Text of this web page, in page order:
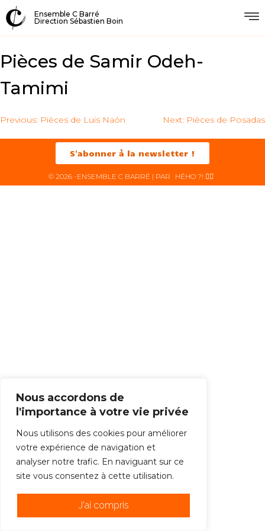
Nous accordons de
l'importance à votre vie privée
Nous utilisons des cookies pour améliorer
votre expérience de navigation et
analyser notre trafic. En naviguant sur ce
site vous consentez à cette utilisation.
J'ai compris
Ensemble C Barré
Direction Sébastien Boin
Pièces de Samir Odeh-
Tamimi
Previous: Pièces de Luis Naón Next: Pièces de Posadas
S'abonner à la newsletter !
© 2026 -ENSEMBLE C BARRÉ | PAR HÉHO ?! ✌🏻